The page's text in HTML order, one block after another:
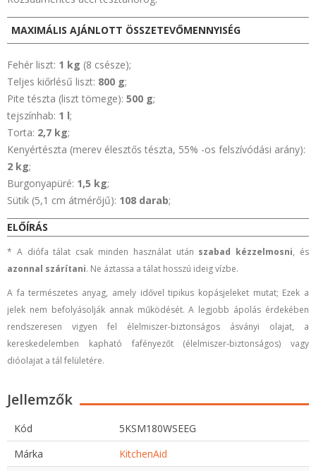
MAXIMÁLIS AJÁNLOTT ÖSSZETEVŐMENNYISÉG
Fehér liszt: 1 kg (8 csésze);
Teljes kiőrlésű liszt: 800 g;
Pite tészta (liszt tömege): 500 g;
tejszínhab: 1 l;
Torta: 2,7 kg;
Kenyértészta (merev élesztős tészta, 55% -os felszívódási arány):
2 kg;
Burgonyapüré: 1,5 kg;
Sütik (5,1 cm átmérőjű): 108 darab;
ELŐÍRÁS
* A diófa tálat csak minden használat után szabad kézzelmosni, és
azonnal szárítani. Ne áztassa a tálat hosszú ideig vízbe.
A fa természetes anyag, amely idővel tipikus kopásjeleket mutat; Ezek a
jelek nem befolyásolják annak működését. A legjobb ápolás érdekében
rendszeresen vigyen fel élelmiszer-biztonságos ásványi olajat, a
kereskedelemben kapható fafényezőt (élelmiszer-biztonságos) vagy
dióolajat a tál felületére.
Jellemzők
Kód
5KSM180WSEEG
Márka
KitchenAid